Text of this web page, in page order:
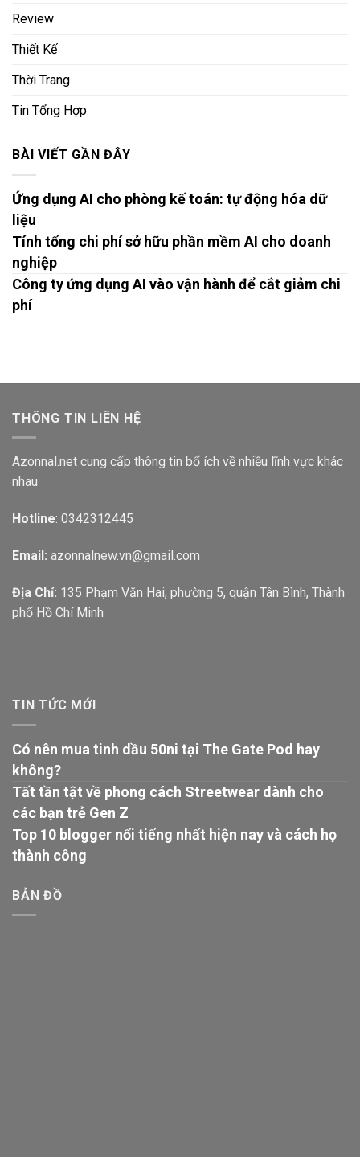
Review
Thiết Kế
Thời Trang
Tin Tổng Hợp
BÀI VIẾT GẦN ĐÂY
Ứng dụng AI cho phòng kế toán: tự động hóa dữ
liệu
Tính tổng chi phí sở hữu phần mềm AI cho doanh
nghiệp
Công ty ứng dụng AI vào vận hành để cắt giảm chi
phí
THÔNG TIN LIÊN HỆ
Azonnal.net cung cấp thông tin bổ ích về nhiều lĩnh vực khác
nhau
Hotline: 0342312445
Email: azonnalnew.vn@gmail.com
Địa Chỉ: 135 Phạm Văn Hai, phường 5, quận Tân Bình, Thành
phố Hồ Chí Minh
TIN TỨC MỚI
Có nên mua tinh dầu 50ni tại The Gate Pod hay
không?
Tất tần tật về phong cách Streetwear dành cho
các bạn trẻ Gen Z
Top 10 blogger nổi tiếng nhất hiện nay và cách họ
thành công
BẢN ĐỒ